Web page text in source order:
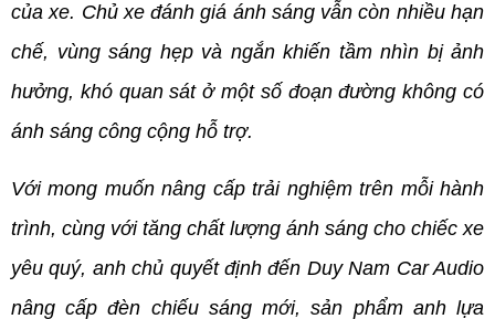
của xe. Chủ xe đánh giá ánh sáng vẫn còn nhiều hạn
chế, vùng sáng hẹp và ngắn khiến tầm nhìn bị ảnh
hưởng, khó quan sát ở một số đoạn đường không có
ánh sáng công cộng hỗ trợ.
Với mong muốn nâng cấp trải nghiệm trên mỗi hành
trình, cùng với tăng chất lượng ánh sáng cho chiếc xe
yêu quý, anh chủ quyết định đến Duy Nam Car Audio
nâng cấp đèn chiếu sáng mới, sản phẩm anh lựa